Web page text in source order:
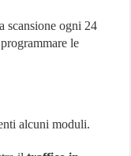
scansione ogni 24
le
alcuni moduli.